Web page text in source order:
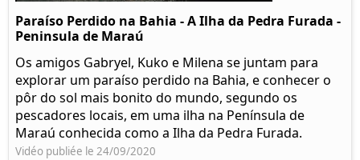
Paraíso Perdido na Bahia - A Ilha da Pedra Furada -
Peninsula de Maraú
Os amigos Gabryel, Kuko e Milena se juntam para
explorar um paraíso perdido na Bahia, e conhecer o
pôr do sol mais bonito do mundo, segundo os
pescadores locais, em uma ilha na Península de
Maraú conhecida como a Ilha da Pedra Furada.
Vidéo publiée le 24/09/2020